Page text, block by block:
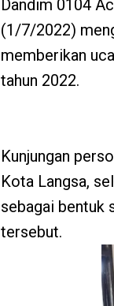
Dandim 0104
(1/7/2022)
memberikan
tahun 2022.
Kunjungan
Kota Langsa,
sebagai bentuk
tersebut.